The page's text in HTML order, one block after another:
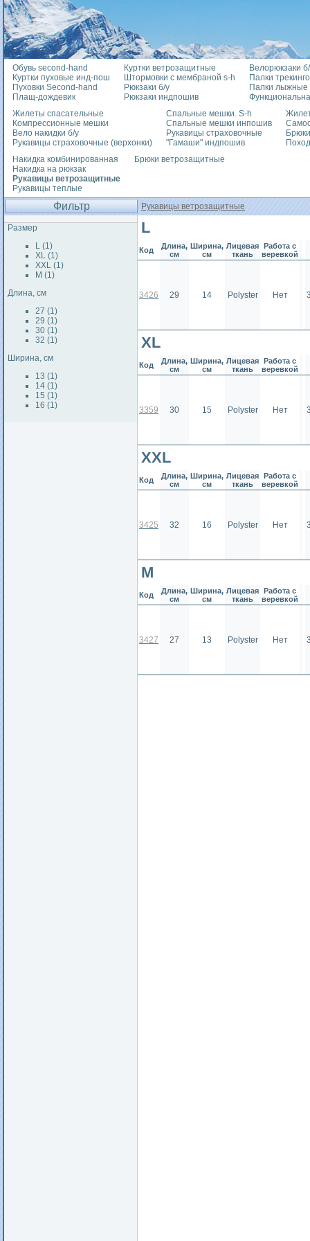
Обувь second-hand
Куртки пуховые инд-пош
Пуховки Second-hand
Плащ-дождевик
Куртки ветрозащитные
Штормовки с мембраной s-h
Рюкзаки б/у
Рюкзаки индпошив
Велорюкзаки
Палки
Палки лыжные
Жилеты спасательные
Компрессионные мешки
Вело накидки б/у
Рукавицы страховочные (верхонки)
Спальные мешки. S-h
Спальные мешки инпошив
Рукавицы страховочные
"Гамаши" индпошив
Накидка комбинированная
Накидка на рюкзак
Рукавицы ветрозащитные
Рукавицы теплые
Брюки ветрозащитные
Фильтр Рукавицы ветрозащитные
Размер
L (1)
XL (1)
XXL (1)
М (1)
Длина, см
27 (1)
29 (1)
30 (1)
32 (1)
Ширина, см
13 (1)
14 (1)
15 (1)
16 (1)
L
Код
Длина,
см
Ширина,
см
Лицевая
ткань
Работа с
веревкой
3426 29 14 Polyster Нет
XL
Код
Длина,
см
Ширина,
см
Лицевая
ткань
Работа с
веревкой
3359 30 15 Polyster Нет
XXL
Код
Длина,
см
Ширина,
см
Лицевая
ткань
Работа с
веревкой
3425 32 16 Polyster Нет
М
Код
Длина,
см
Ширина,
см
Лицевая
ткань
Работа с
веревкой
3427 27 13 Polyster Нет